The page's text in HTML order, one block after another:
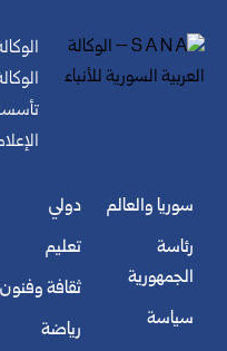
سوريا والعالم
رئاسة
الجمهورية
سياسة
دولي
تعليم
ثقافة وفنون
رياضة